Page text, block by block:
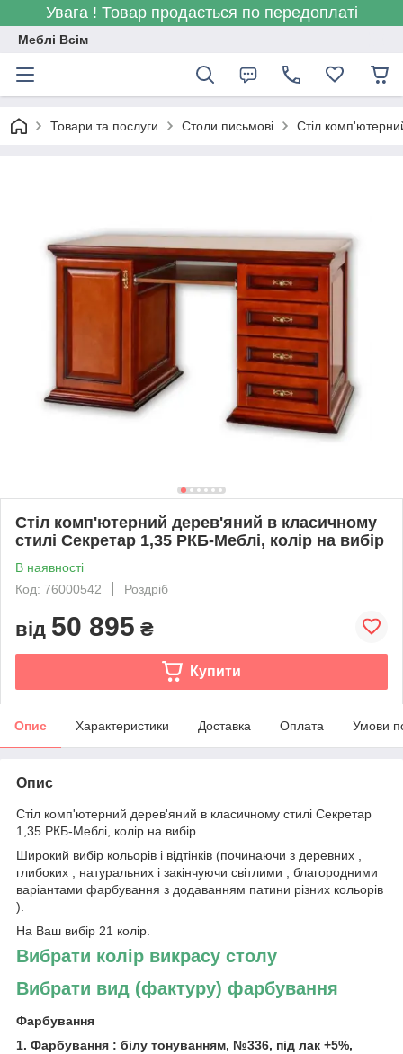
Увага ! Товар продається по передоплаті
Меблі Всім
Товари та послуги Столи письмові Стіл
Стіл комп'ютерний дерев'яний в класичному
стилі Секретар 1,35 РКБ-Меблі, колір на вибір
В наявності
Код: 76000542
Роздріб
від 50 895 ₴
Купити
Опис Характеристики Доставка Оплата Умови
Опис
Стіл комп'ютерний дерев'яний в класичному стилі Секретар
1,35 РКБ-Меблі, колір на вибір
Широкий вибір кольорів і відтінків (починаючи з деревних ,
глибоких , натуральних і закінчуючи світлими , благородними
варіантами фарбування з додаванням патини різних кольорів
).
На Ваш вибір 21 колір.
Вибрати колір викрасу столу
Вибрати вид (фактуру) фарбування
Фарбування
1. Фарбування : білу тонуванням, №336, під лак +5%,